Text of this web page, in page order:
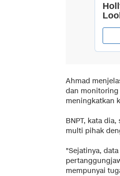
Ahmad
dan monitoring
meningkatkan
BNPT, kata
multi pihak
"Sejatinya,
mempunyai